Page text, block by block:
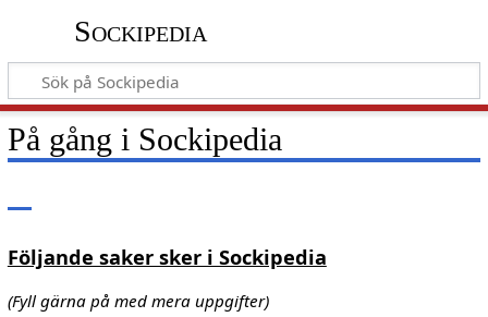
Sockipedia
På gång i Sockipedia
Följande saker sker i Sockipedia
(Fyll gärna på med mera uppgifter)